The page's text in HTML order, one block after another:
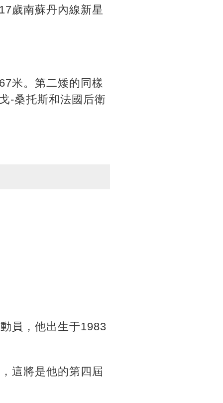
歲南蘇丹內線新星
米。第二矮的同樣
-桑托斯和法國后衛
員，他出生于1983
這將是他的第四屆